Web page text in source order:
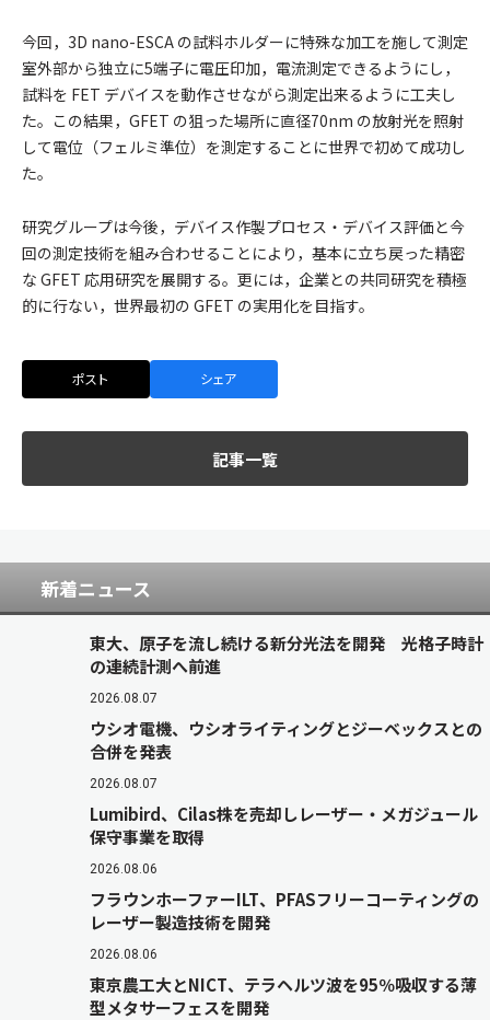
今回，3D nano-ESCA の試料ホルダーに特殊な加工を施して測定
室外部から独立に5端子に電圧印加，電流測定できるようにし，
試料を FET デバイスを動作させながら測定出来るように工夫し
た。この結果，GFET の狙った場所に直径70nm の放射光を照射
して電位（フェルミ準位）を測定することに世界で初めて成功し
た。
研究グループは今後，デバイス作製プロセス・デバイス評価と今
回の測定技術を組み合わせることにより，基本に立ち戻った精密
な GFET 応用研究を展開する。更には，企業との共同研究を積極
的に行ない，世界最初の GFET の実用化を目指す。
ポスト シェア
記事一覧
新着ニュース
東大、原子を流し続ける新分光法を開発 光格子時計
の連続計測へ前進
2026.08.07
ウシオ電機、ウシオライティングとジーベックスとの
合併を発表
2026.08.07
Lumibird、Cilas株を売却しレーザー・メガジュール
保守事業を取得
2026.08.06
フラウンホーファーILT、PFASフリーコーティングの
レーザー製造技術を開発
2026.08.06
東京農工大とNICT、テラヘルツ波を95％吸収する薄
型メタサーフェスを開発